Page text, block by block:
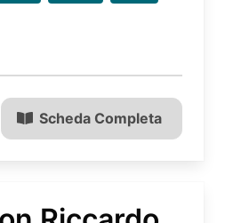
Scheda Completa